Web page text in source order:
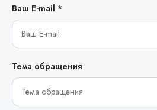
Ваш E-mail *
Тема обращения